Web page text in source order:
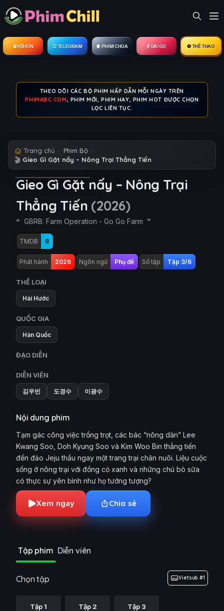
🔒︎ HỘI KÍN ☰ TELEGRAM 🍿 PHIM CHÙA 💃 GÁI GÚ ⚽ THỂ THAO
THEO DÕI CÁC BỘ PHIM HẤP DẪN MỖI NGÀY TRÊN
PHIMABC.COM, PHIM MỚI, PHIM HAY, PHIM HOT ĐƯỢC CHỌN
LỌC LIÊN TỤC.
Trang chủ Phim Bộ
🎬 Gieo Gì Gặt nấy – Nông Trại Thẳng Tiến
Gieo Gì Gặt nấy – Nông Trại
Thẳng Tiến (2026)
GBRB: Farm Operation - Go Go Farm
TMDB 8
Phát hành 2026 Ngôn ngữ Phụ đề Số tập Tập 3/6
THỂ LOẠI
Hài Hước
QUỐC GIA
Hàn Quốc
ĐẠO DIỄN
DIỄN VIÊN
김우빈 도경수 이광수
Nội dung phim
Tạm gác công việc trồng trọt, các bác “nông dân” Lee
Kwang Soo, Doh Kyung Soo và Kim Woo Bin thẳng tiến
đến đảo Jeju thầu ngay một trang trại chăn nuôi. Liệu cuộc
sống ở nông trại với đồng cỏ xanh và những chú bò sữa
có thực sự yên bình như họ tưởng tượng?
Xem ngay Chia sẻ
Tập phim Diễn viên
Chọn tập Vietsub #1
Tập 1 Tập 2 Tập 3